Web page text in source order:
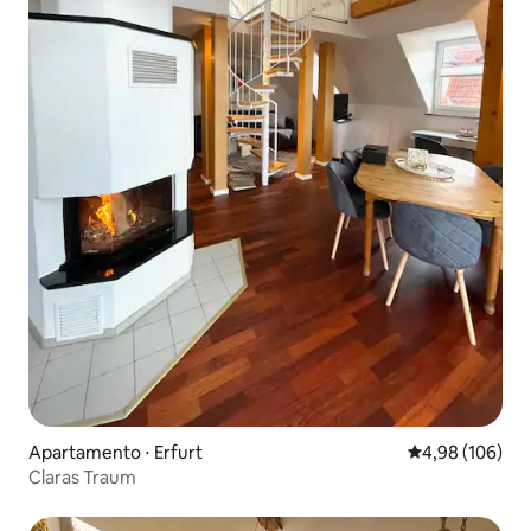
Apartamento ⋅ Erfurt 4,98 de uma
4,98 (106)
Claras Traum